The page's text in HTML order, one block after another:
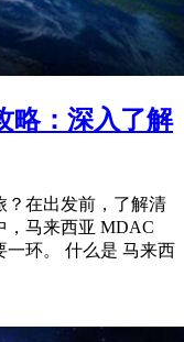
略：深入了解
？在出发前，了解清
，马来西亚 MDAC
一环。 什么是 马来西